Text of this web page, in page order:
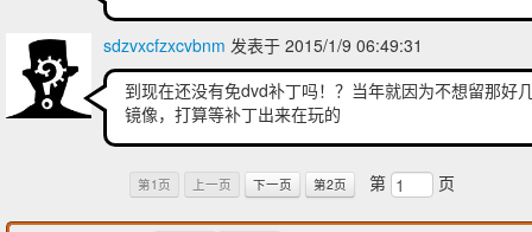
sdzvxcfzxcvbnm 发表于 2015/1/9 06:49:31
到现在还没有免dvd补丁吗！？当年就因为不想留那好
镜像，打算等补丁出来在玩的
第1页 上一页 下一页 第2页 第 页